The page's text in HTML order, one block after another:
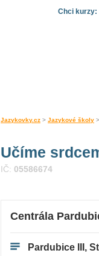
Chci kurzy:
Jazykovky.cz > Jazykové školy >
Učíme
IČ: 05586674
Centrála
Pardubice III,